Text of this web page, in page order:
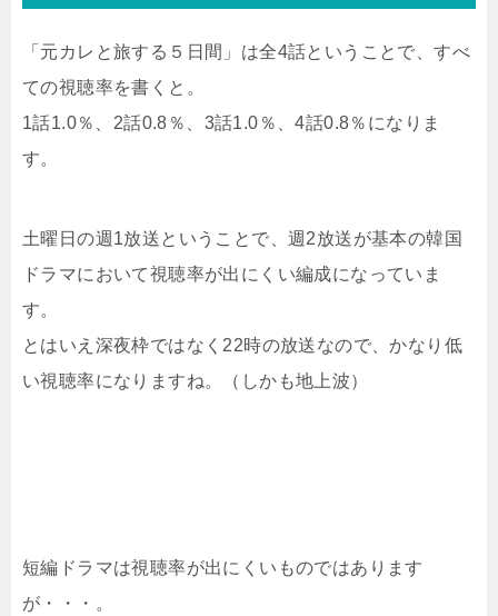
「元カレと旅する５日間」は全4話ということで、すべ
ての視聴率を書くと。
1話1.0％、2話0.8％、3話1.0％、4話0.8％になりま
す。
土曜日の週1放送ということで、週2放送が基本の韓国
ドラマにおいて視聴率が出にくい編成になっていま
す。
とはいえ深夜枠ではなく22時の放送なので、かなり低
い視聴率になりますね。（しかも地上波）
短編ドラマは視聴率が出にくいものではあります
が・・・。